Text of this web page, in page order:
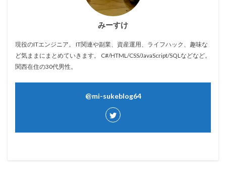
みーすけ
現役のITエンジニア。 IT関連や副業、資産運用、ライフハック、趣味な
ど気ままにまとめていきます。 C#/HTML/CSS/JavaScript/SQLなどなど。
関西在住の30代男性。
@mi-sukeblog64